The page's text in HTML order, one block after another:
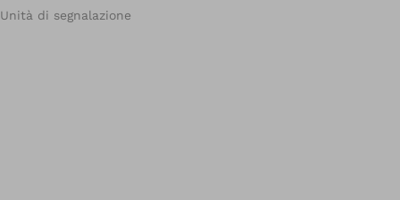
Unità di segnalazione